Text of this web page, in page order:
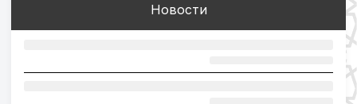
Новости